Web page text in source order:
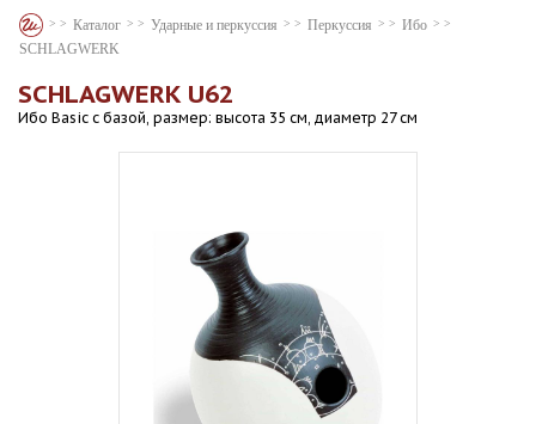
Каталог Ударные и перкуссия Перкуссия
Ибо
SCHLAGWERK
SCHLAGWERK U62
Ибо Basic с базой, размер: высота 35 см, диаметр 27 см